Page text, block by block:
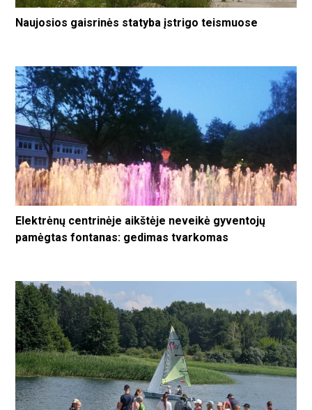
Naujosios gaisrinės statyba įstrigo teismuose
Elektrėnų centrinėje aikštėje neveikė gyventojų
pamėgtas fontanas: gedimas tvarkomas